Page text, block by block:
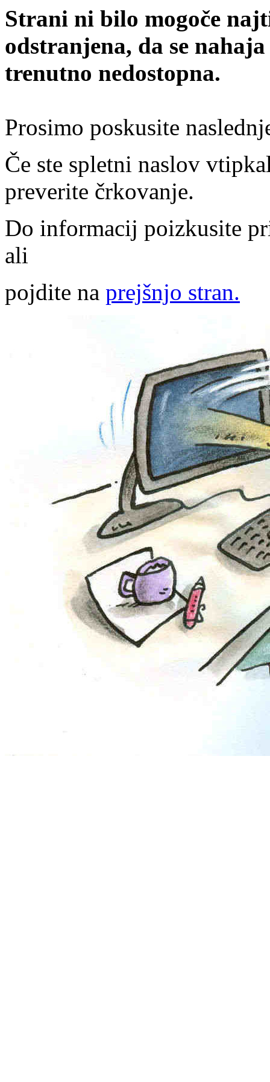
Strani ni bilo mogoče
odstranjena, da se
trenutno nedostopna.
Prosimo poskusite
Če ste spletni naslov
preverite črkovanje.
Do informacij poizkusite
ali
pojdite na prejšnjo stran.